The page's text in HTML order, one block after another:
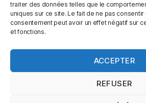
traiter des données telles que le
uniques sur ce site. Le fait de ne pas
consentement peut avoir un effet négatif sur
et fonctions.
ACCEPTER
REFUSER
Les Agasses –
rouge
AJOUTER AU PANIER